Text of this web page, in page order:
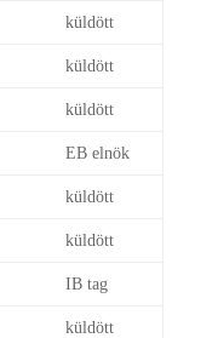
küldött
küldött
küldött
EB elnök
küldött
küldött
IB tag
küldött